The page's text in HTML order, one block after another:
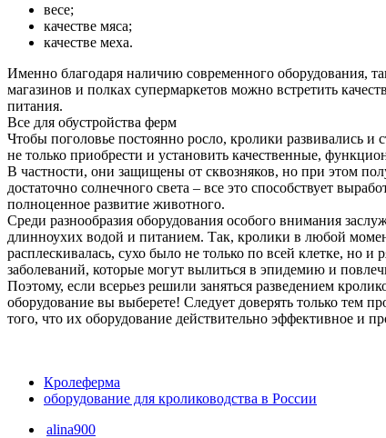
весе;
качестве мяса;
качестве меха.
Именно благодаря наличию современного оборудования,
магазинов и полках супермаркетов можно встретить
питания.
Все для обустройства ферм
Чтобы поголовье постоянно росло, кролики развивались
не только приобрести и установить качественные,
В частности, они защищены от сквозняков, но при этом
достаточно солнечного света – все это способствует
полноценное развитие животного.
Среди разнообразия оборудования особого внимания
длинноухих водой и питанием. Так, кролики в любой
расплескивалась, сухо было не только по всей клетке,
заболеваний, которые могут вылиться в эпидемию и
Поэтому, если всерьез решили заняться разведением
оборудование вы выберете! Следует доверять только тем
того, что их оборудование действительно эффективное и
Кролеферма
оборудование для кролиководства в России
alina900